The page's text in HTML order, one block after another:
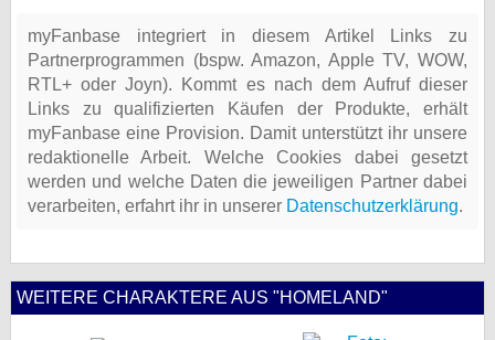
myFanbase integriert in diesem Artikel Links zu
Partnerprogrammen (bspw. Amazon, Apple TV, WOW,
RTL+ oder Joyn). Kommt es nach dem Aufruf dieser
Links zu qualifizierten Käufen der Produkte, erhält
myFanbase eine Provision. Damit unterstützt ihr unsere
redaktionelle Arbeit. Welche Cookies dabei gesetzt
werden und welche Daten die jeweiligen Partner dabei
verarbeiten, erfahrt ihr in unserer Datenschutzerklärung.
WEITERE CHARAKTERE AUS "HOMELAND"